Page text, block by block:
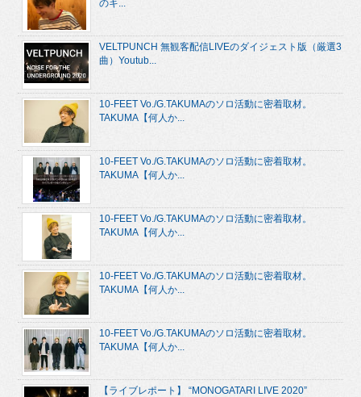
のキ...
VELTPUNCH 無観客配信LIVEのダイジェスト版（厳選3
曲）Youtub...
10-FEET Vo./G.TAKUMAのソロ活動に密着取材。
TAKUMA【何人か...
10-FEET Vo./G.TAKUMAのソロ活動に密着取材。
TAKUMA【何人か...
10-FEET Vo./G.TAKUMAのソロ活動に密着取材。
TAKUMA【何人か...
10-FEET Vo./G.TAKUMAのソロ活動に密着取材。
TAKUMA【何人か...
10-FEET Vo./G.TAKUMAのソロ活動に密着取材。
TAKUMA【何人か...
【ライブレポート】 “MONOGATARI LIVE 2020”